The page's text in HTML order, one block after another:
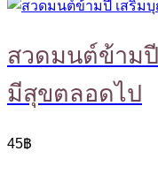
สวดมนต์ข้าม
มีสุขตลอดไป
45฿